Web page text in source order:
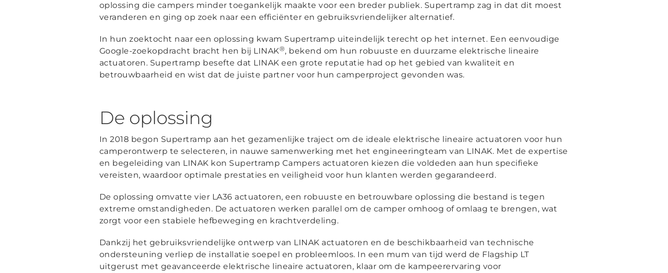
oplossing die campers minder toegankelijk maakte voor een breder publiek. Supertramp zag in dat dit moest
veranderen en ging op zoek naar een efficiënter en gebruiksvriendelijker alternatief.
In hun zoektocht naar een oplossing kwam Supertramp uiteindelijk terecht op het internet. Een eenvoudige
Google-zoekopdracht bracht hen bij LINAK®, bekend om hun robuuste en duurzame elektrische lineaire
actuatoren. Supertramp besefte dat LINAK een grote reputatie had op het gebied van kwaliteit en
betrouwbaarheid en wist dat de juiste partner voor hun camperproject gevonden was.
De oplossing
In 2018 begon Supertramp aan het gezamenlijke traject om de ideale elektrische lineaire actuatoren voor hun
camperontwerp te selecteren, in nauwe samenwerking met het engineeringteam van LINAK. Met de expertise
en begeleiding van LINAK kon Supertramp Campers actuatoren kiezen die voldeden aan hun specifieke
vereisten, waardoor optimale prestaties en veiligheid voor hun klanten werden gegarandeerd.
De oplossing omvatte vier LA36 actuatoren, een robuuste en betrouwbare oplossing die bestand is tegen
extreme omstandigheden. De actuatoren werken parallel om de camper omhoog of omlaag te brengen, wat
zorgt voor een stabiele hefbeweging en krachtverdeling.
Dankzij het gebruiksvriendelijke ontwerp van LINAK actuatoren en de beschikbaarheid van technische
ondersteuning verliep de installatie soepel en probleemloos. In een mum van tijd werd de Flagship LT
uitgerust met geavanceerde elektrische lineaire actuatoren, klaar om de kampeerervaring voor